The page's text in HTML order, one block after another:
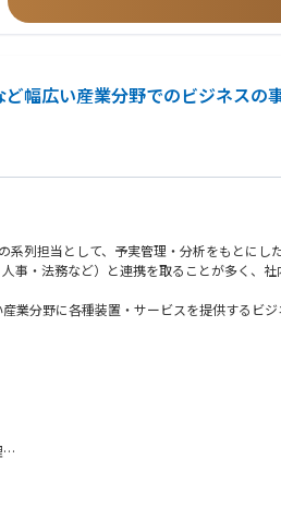
幅広い産業分野でのビジネスの
列担当として、予実管理・分析をもとにし
事・法務など）と連携を取ることが多く、
業分野に各種装置・サービスを提供するビ
装置やサービスを提供しております。各業
business/industrial/
ダー、プロジェクトリーダー経験